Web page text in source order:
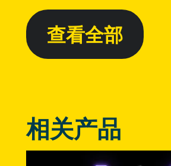
查看全部
相关产品